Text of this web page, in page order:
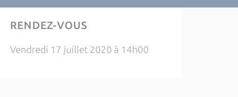
RENDEZ-VOUS
Vendredi 17 juillet 2020 à 14h00